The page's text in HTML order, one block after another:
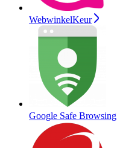
WebwinkelKeur
Google Safe Browsing